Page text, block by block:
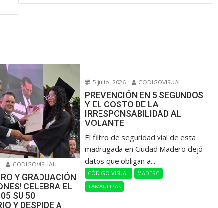
CODIGOVISUAL
Y GRADUACIÓN
CELEBRA EL
SU 50
Y DESPIDE A
5 julio, 2026 CODIGOVISUAL
PREVENCIÓN EN 5 SEGUNDOS
Y EL COSTO DE LA
IRRESPONSABILIDAD AL
VOLANTE
​El filtro de seguridad vial de esta
madrugada en Ciudad Madero dejó
datos que obligan a...
CÓDIGO VISUAL
MADERO
TAMAULIPAS